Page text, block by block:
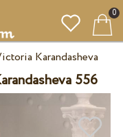
0
Karandasheva
556